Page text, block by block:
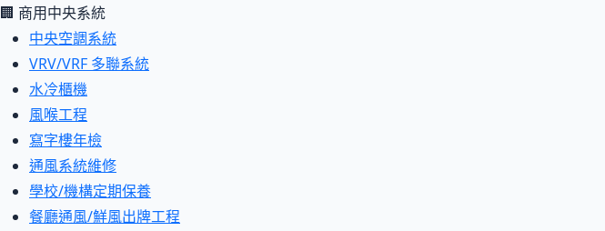
🏢 商用中央系統
中央空調系統
VRV/VRF 多聯系統
水冷櫃機
風喉工程
寫字樓年檢
通風系統維修
學校/機構定期保養
餐廳通風/鮮風出牌工程